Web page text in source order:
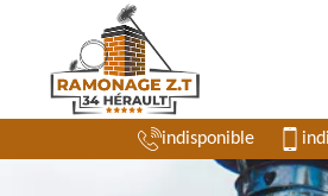
indisponible